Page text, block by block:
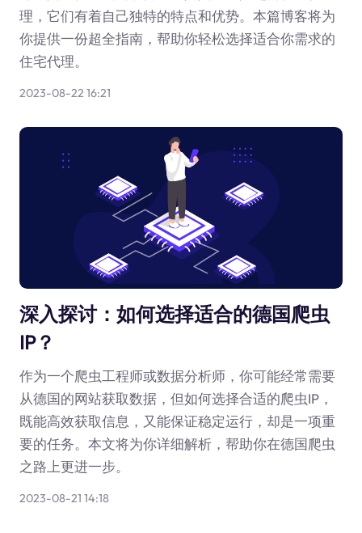
理，它们有着自己独特的特点和优势。本篇博客将为
你提供一份超全指南，帮助你轻松选择适合你需求的
住宅代理。
2023-08-22 16:21
深入探讨：如何选择适合的德国爬虫
IP？
作为一个爬虫工程师或数据分析师，你可能经常需要
从德国的网站获取数据，但如何选择合适的爬虫IP，
既能高效获取信息，又能保证稳定运行，却是一项重
要的任务。本文将为你详细解析，帮助你在德国爬虫
之路上更进一步。
2023-08-21 14:18